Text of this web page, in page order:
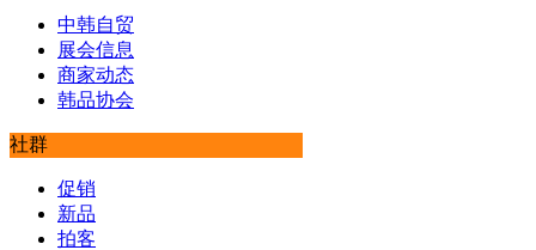
中韩自贸
展会信息
商家动态
韩品协会
社群
促销
新品
拍客